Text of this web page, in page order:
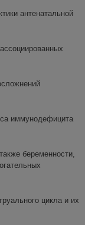
антенатальной
иммунодефицита
беременности,
цикла и их